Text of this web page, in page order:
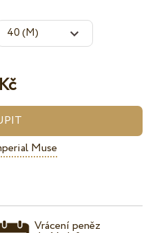
Muse
Vrácení peněz